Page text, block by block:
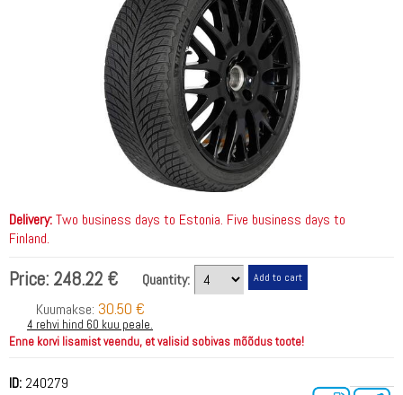
Delivery:Two business days to Estonia. Five business days to
Finland.
Price: 248.22 €
Quantity:
Kuumakse: 30.50 €
4 rehvi hind 60 kuu peale.
Enne korvi lisamist veendu, et valisid sobivas mõõdus toote!
ID: 240279